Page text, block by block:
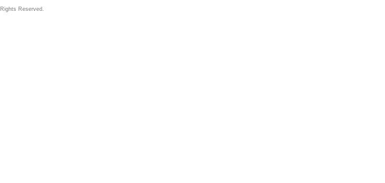
Reserved.